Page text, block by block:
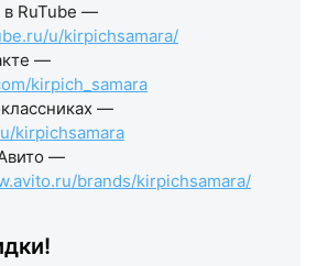
RuTube —
u/kirpichsamara/
—
kirpich_samara
—
kirpichsamara
—
brands/kirpichsamara/